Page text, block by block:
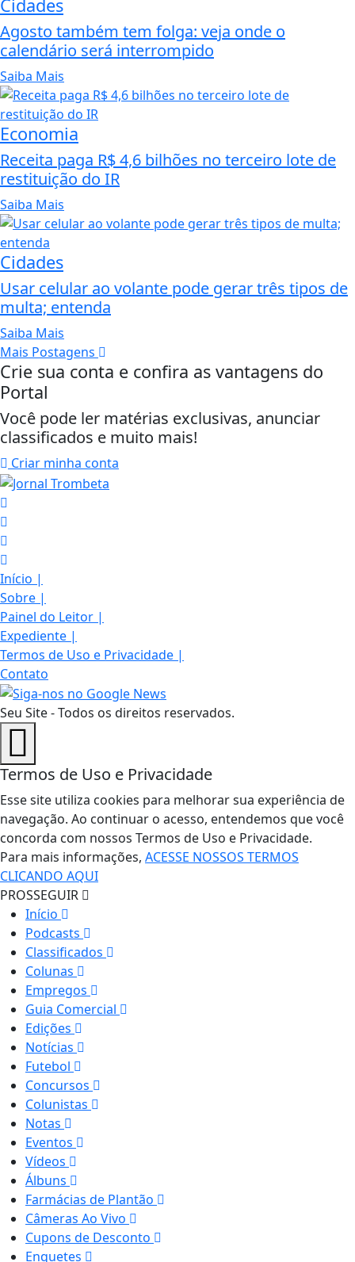
Cidades
Agosto também tem folga: veja onde o
calendário será interrompido
Saiba Mais
Economia
Receita paga R$ 4,6 bilhões no terceiro lote de
restituição do IR
Saiba Mais
Cidades
Usar celular ao volante pode gerar três tipos de
multa; entenda
Saiba Mais
Mais Postagens
Crie sua conta e confira as vantagens do
Portal
Você pode ler matérias exclusivas, anunciar
classificados e muito mais!
Criar minha conta
Início |
Sobre |
Painel do Leitor |
Expediente |
Termos de Uso e Privacidade |
Contato
Seu Site - Todos os direitos reservados.
Termos de Uso e Privacidade
Esse site utiliza cookies para melhorar sua experiência de
navegação. Ao continuar o acesso, entendemos que você
concorda com nossos Termos de Uso e Privacidade.
Para mais informações, ACESSE NOSSOS TERMOS
CLICANDO AQUI
PROSSEGUIR
Início
Podcasts
Classificados
Colunas
Empregos
Guia Comercial
Edições
Notícias
Futebol
Concursos
Colunistas
Notas
Eventos
Vídeos
Álbuns
Farmácias de Plantão
Câmeras Ao Vivo
Cupons de Desconto
Enquetes